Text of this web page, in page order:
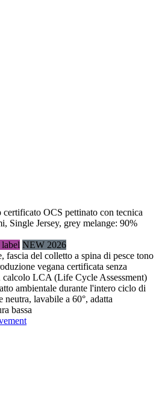
certificato OCS pettinato con tecnica
Single Jersey, grey melange: 90%
NEW 2026
fascia del colletto a spina di pesce tono
vegana certificata senza
calcolo LCA (Life Cycle Assessment)
ambientale durante l'intero ciclo di
lavabile a 60°, adatta
bassa